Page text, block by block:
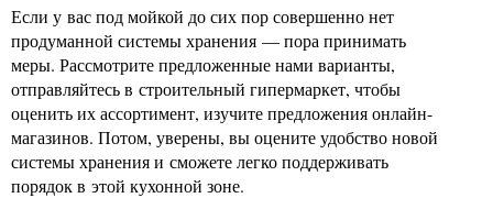
Если у вас под мойкой до сих пор совершенно нет
продуманной системы хранения — пора принимать
меры. Рассмотрите предложенные нами варианты,
отправляйтесь в строительный гипермаркет, чтобы
оценить их ассортимент, изучите предложения онлайн-
магазинов. Потом, уверены, вы оцените удобство новой
системы хранения и сможете легко поддерживать
порядок в этой кухонной зоне.